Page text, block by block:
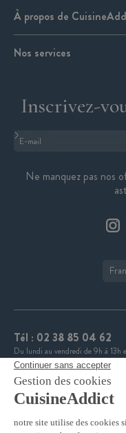
À propos de
Nos services
Inscrivez-
Format :
Ne manquez pas nos
Tél : 02 38 85 04 62
Du lundi au vendredi de 9h à 13h
4.7
CuisineAddict
de 3 700 avis
VOIR TOUS